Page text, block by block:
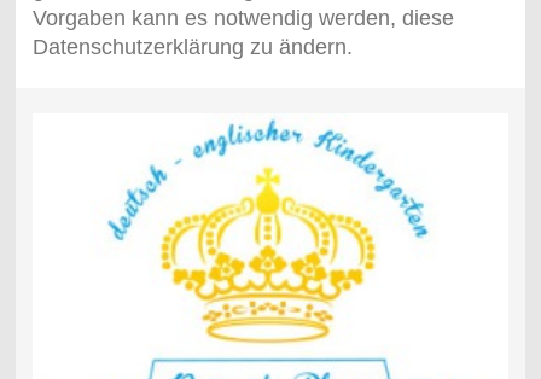
Vorgaben kann es notwendig werden, diese
Datenschutzerklärung zu ändern.